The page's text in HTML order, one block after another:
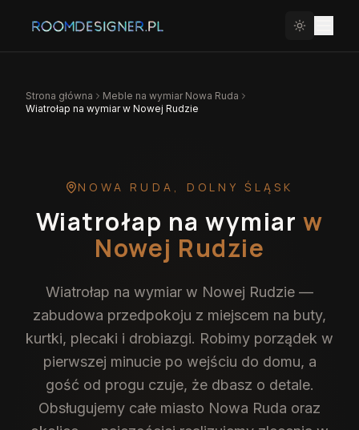
Strona główna Meble na wymiar Nowa Ruda
Wiatrołap na wymiar w Nowej Rudzie
NOWA RUDA , DOLNY ŚLĄSK
Wiatrołap na wymiar w
Nowej Rudzie
Wiatrołap na wymiar w Nowej Rudzie —
zabudowa przedpokoju z miejscem na buty,
kurtki, plecaki i drobiazgi. Robimy porządek w
pierwszej minucie po wejściu do domu, a
gość od progu czuje, że dbasz o detale.
Obsługujemy całe miasto Nowa Ruda oraz